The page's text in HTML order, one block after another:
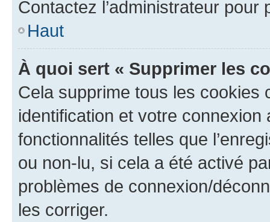
Contactez l’administrateur
Haut
À quoi sert « Supprimer les
Cela supprime tous les cookies
identification et votre
fonctionnalités telles que
ou non-lu, si cela a été activé
problèmes de connexion/
les corriger.